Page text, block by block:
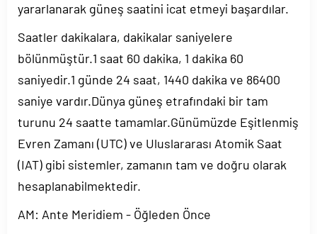
yararlanarak güneş saatini icat etmeyi başardılar.
Saatler dakikalara, dakikalar saniyelere
bölünmüştür.1 saat 60 dakika, 1 dakika 60
saniyedir.1 günde 24 saat, 1440 dakika ve 86400
saniye vardır.Dünya güneş etrafındaki bir tam
turunu 24 saatte tamamlar.Günümüzde Eşitlenmiş
Evren Zamanı (UTC) ve Uluslararası Atomik Saat
(IAT) gibi sistemler, zamanın tam ve doğru olarak
hesaplanabilmektedir.
AM: Ante Meridiem - Öğleden Önce